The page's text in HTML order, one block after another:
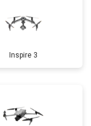
Inspire 3